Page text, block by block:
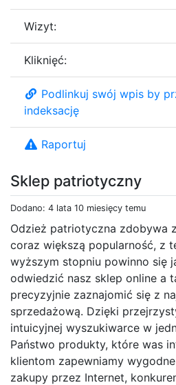
Sklep patriotyczny
Dodano: 4 lata 10 miesięcy temu
Odzież patriotyczna zdobywa
coraz większą popularność, z
wyższym stopniu powinno się
odwiedzić nasz sklep online a
precyzyjnie zaznajomić się z
sprzedażową. Dzięki
intuicyjnej wyszukiwarce w
Państwo produkty, które was
klientom zapewniamy
zakupy przez Internet,
Wizyt:
Kliknięć:
Podlinkuj swój wpis by
indeksację
Raportuj